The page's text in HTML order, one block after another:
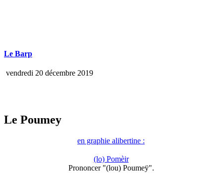
Le Barp
vendredi 20 décembre 2019
Le Poumey
en graphie alibertine :
(lo) Pomèir
Prononcer "(lou) Poumeÿ".